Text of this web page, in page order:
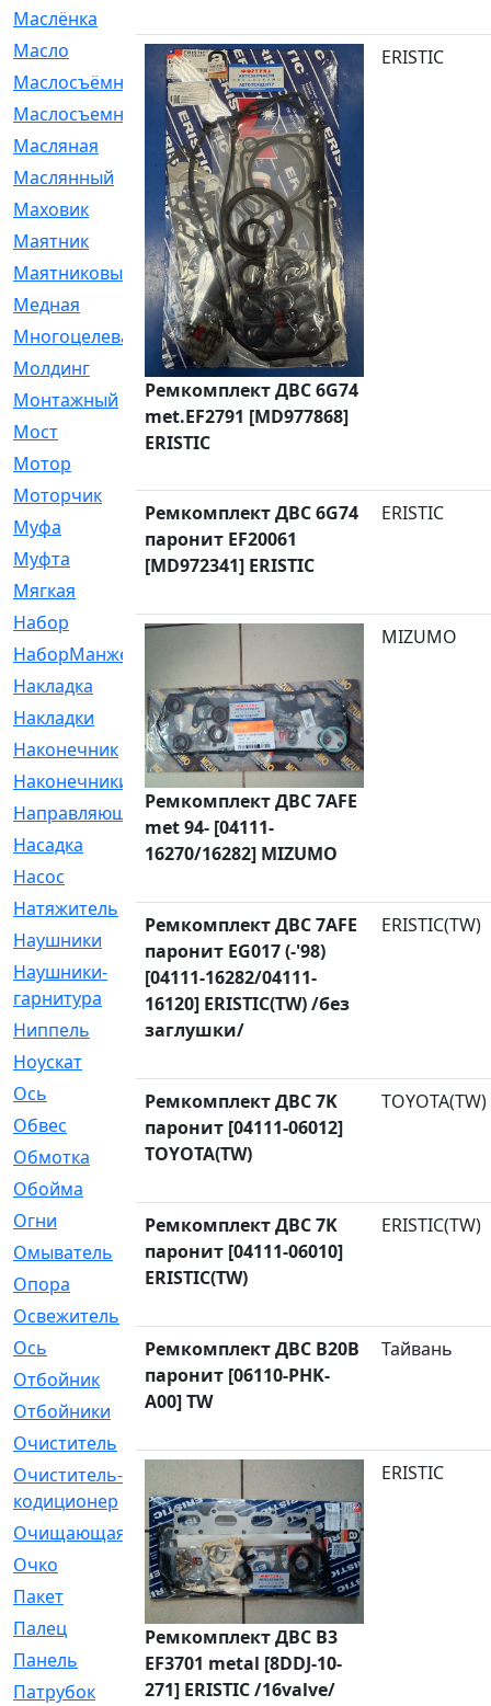
Маслёнка
Масло
[66]
Маслосъёмные
[480]
Маслосъемные
[26]
Масляная
[1]
Маслянный
[54]
Маховик
[6]
Маятник
[5]
Маятниковый
[13]
Медная
[2]
Многоцелевая
[1]
Молдинг
[14]
Монтажный
[1]
Мост
[10]
Мотор
Моторчик
[6]
Муфа
[1]
Муфта
[9]
Мягкая
Набор
[6]
НаборМанжетГТЦ
Накладка
[51]
Накладки
[1]
Наконечник
[743]
Наконечники
[119]
Направляющая
[43]
Насадка
[16]
Насос
Натяжитель
[125]
Наушники
Наушники-
гарнитура
[2]
Ниппель
[1]
Ноускат
Оcь
[2]
Обвес
[3]
Обмотка
[4]
Обойма
Огни
[1]
Омыватель
[4]
Опора
[1]
Освежитель
Ось
[4]
Отбойник
[287]
Отбойники
[80]
Очиститель
[15]
Очиститель-
кодиционер
Очищающая
[1]
Очко
[24]
Пакет
[1]
Палец
[4]
Панель
[61]
Патрубок
[248]
Ремкомплект ДВС 6G74
met.EF2791 [MD977868]
ERISTIC
ERISTIC
Ремкомплект ДВС 6G74
паронит EF20061
[MD972341] ERISTIC
ERISTIC
Ремкомплект ДВС 7AFE
met 94- [04111-
16270/16282] MIZUMO
MIZUMO
Ремкомплект ДВС 7AFE
паронит EG017 (-'98)
[04111-16282/04111-
16120] ERISTIC(TW) /без
заглушки/
ERISTIC(TW)
Ремкомплект ДВС 7K
паронит [04111-06012]
TOYOTA(TW)
TOYOTA(TW)
Ремкомплект ДВС 7K
паронит [04111-06010]
ERISTIC(TW)
ERISTIC(TW)
Ремкомплект ДВС B20B
паронит [06110-PHK-
A00] TW
Тайвань
Ремкомплект ДВС B3
EF3701 metal [8DDJ-10-
271] ERISTIC /16valve/
ERISTIC